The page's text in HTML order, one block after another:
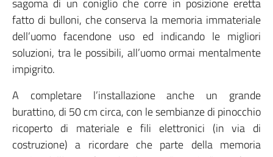
sagoma di un coniglio che corre in posizione eretta
fatto di bulloni, che conserva la memoria immateriale
dell’uomo facendone uso ed indicando le migliori
soluzioni, tra le possibili, all’uomo ormai mentalmente
impigrito.
A completare l’installazione anche un grande
burattino, di 50 cm circa, con le sembianze di pinocchio
ricoperto di materiale e fili elettronici (in via di
costruzione) a ricordare che parte della memoria